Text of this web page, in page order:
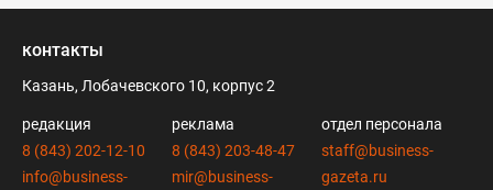
контакты
Казань, Лобачевского 10, корпус 2
редакция
8 (843) 202-12-10
info@business-
реклама
8 (843) 203-48-47
mir@business-
отдел персонала
staff@business-
gazeta.ru